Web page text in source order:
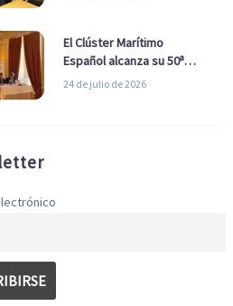
Ayuntamiento
El Clúster Marítimo
Español alcanza su 50ª
Asamblea reafirmando su
24 de julio de 2026